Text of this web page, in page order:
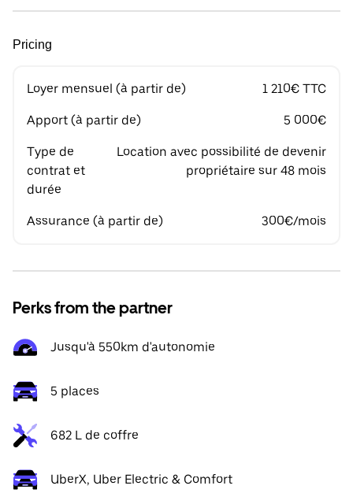
Pricing
Loyer mensuel (à partir de) 1 210€ TTC
Apport (à partir de) 5 000€
Type de
contrat et
durée
Location avec possibilité de devenir
propriétaire sur 48 mois
Assurance (à partir de) 300€/mois
Perks from the partner
Jusqu'à 550km d'autonomie
5 places
682 L de coffre
UberX, Uber Electric & Comfort